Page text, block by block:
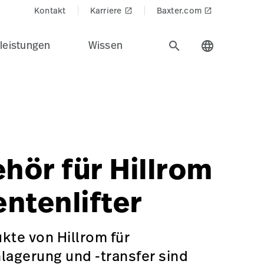
Kontakt Karriere launch Baxter.com launch
Wissen search language
für Hillrom
von Hillrom für
und -transfer sind